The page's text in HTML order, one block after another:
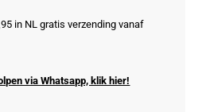
in NL gratis verzending vanaf
via Whatsapp, klik hier!